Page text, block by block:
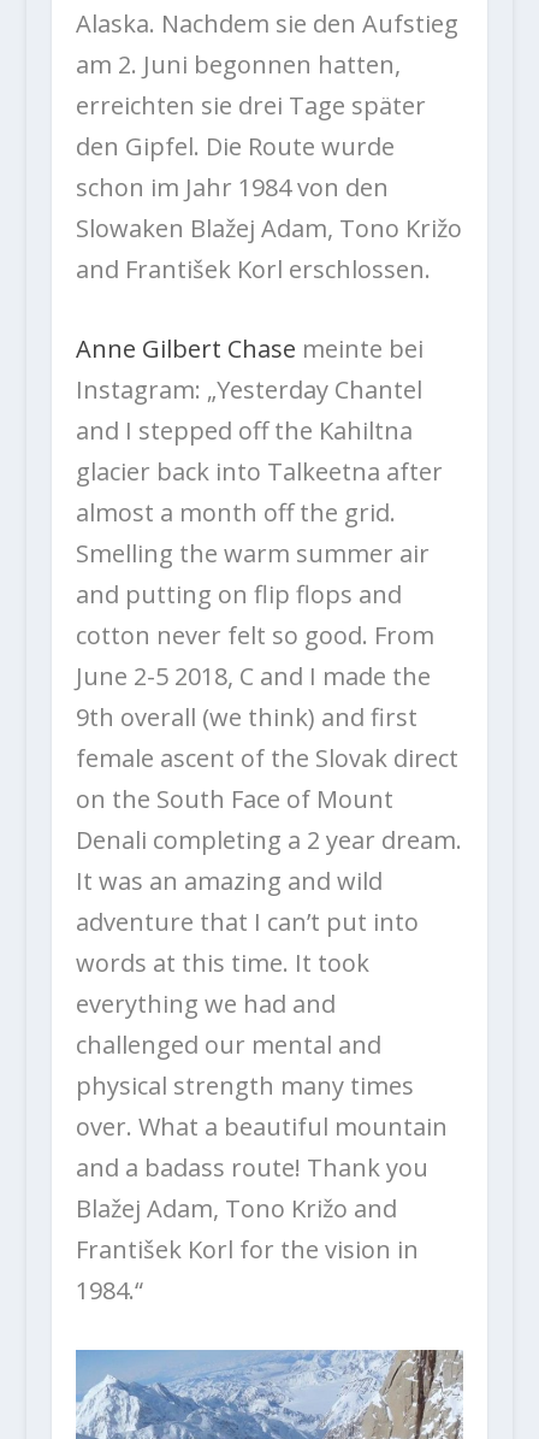
Alaska. Nachdem sie den Aufstieg
am 2. Juni begonnen hatten,
erreichten sie drei Tage später
den Gipfel. Die Route wurde
schon im Jahr 1984 von den
Slowaken Blažej Adam, Tono Križo
and František Korl erschlossen.
Anne Gilbert Chase meinte bei
Instagram: „Yesterday Chantel
and I stepped off the Kahiltna
glacier back into Talkeetna after
almost a month off the grid.
Smelling the warm summer air
and putting on flip flops and
cotton never felt so good. From
June 2-5 2018, C and I made the
9th overall (we think) and first
female ascent of the Slovak direct
on the South Face of Mount
Denali completing a 2 year dream.
It was an amazing and wild
adventure that I can’t put into
words at this time. It took
everything we had and
challenged our mental and
physical strength many times
over. What a beautiful mountain
and a badass route! Thank you
Blažej Adam, Tono Križo and
František Korl for the vision in
1984.“